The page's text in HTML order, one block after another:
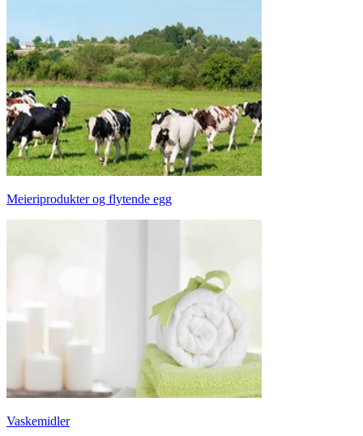
Meieriprodukter og flytende egg
Vaskemidler